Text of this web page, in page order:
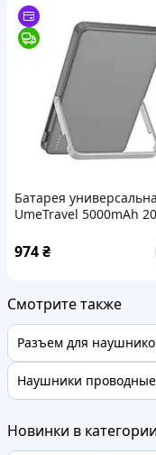
Батарея
UmeTravel 5000mAh
(1175590)
974₴
Смотрите также
Разъем для
Наушники
Новинки в